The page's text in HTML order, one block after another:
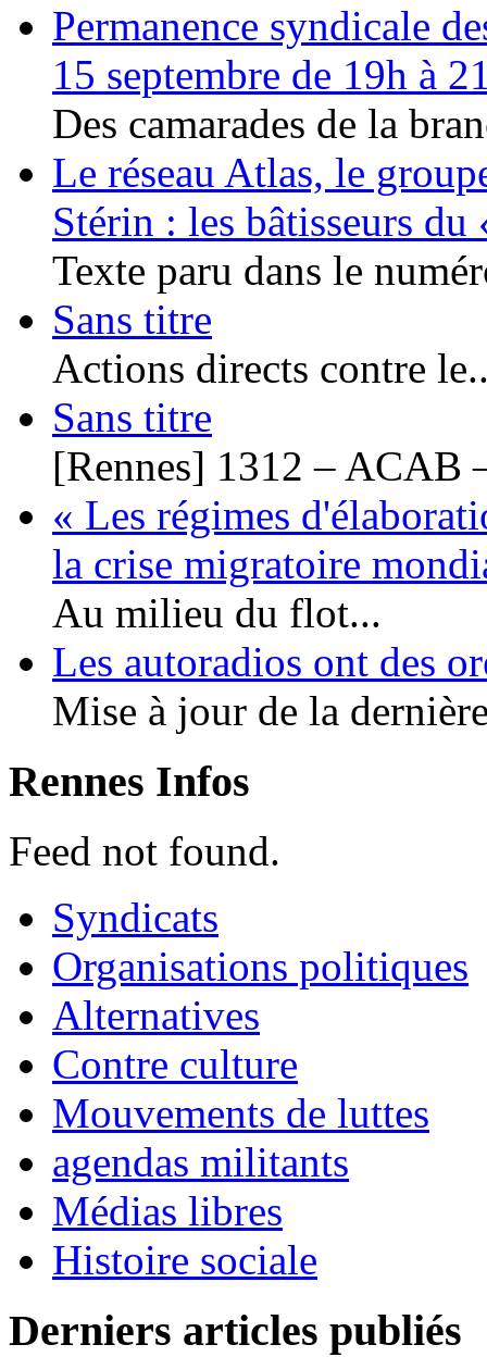
Permanence syndicale
15 septembre de 19h à
Des camarades de la
Le réseau Atlas, le
Stérin : les bâtisseurs
Texte paru dans le
Sans titre
Actions directs contre
Sans titre
[Rennes] 1312 – ACAB
« Les régimes
la crise migratoire
Au milieu du flot...
Les autoradios ont des
Mise à jour de la
Rennes Infos
Feed not found.
Syndicats
Organisations politiques
Alternatives
Contre culture
Mouvements de luttes
agendas militants
Médias libres
Histoire sociale
Derniers articles publiés